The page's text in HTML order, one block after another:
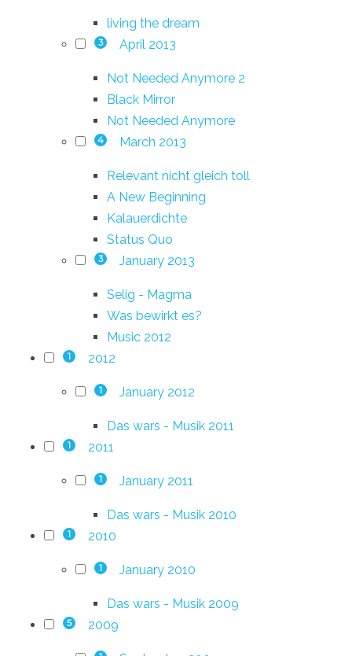
living the dream
3 April 2013
Not Needed Anymore 2
Black Mirror
Not Needed Anymore
4 March 2013
Relevant nicht gleich toll
A New Beginning
Kalauerdichte
Status Quo
3 January 2013
Selig - Magma
Was bewirkt es?
Music 2012
1 2012
1 January 2012
Das wars - Musik 2011
1 2011
1 January 2011
Das wars - Musik 2010
1 2010
1 January 2010
Das wars - Musik 2009
5 2009